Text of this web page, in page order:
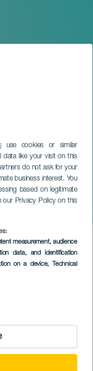
use cookies or similar
data like your visit on this
do not ask for your
business interest. You
based on legitimate
our Privacy Policy on this
measurement, audience
data, and identification
on a device, Technical